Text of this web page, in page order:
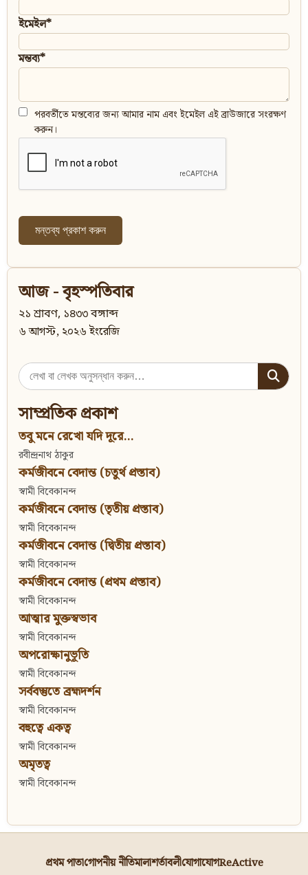
ইমেইল*
মন্তব্য*
পরবর্তীতে মন্তব্যের জন্য আমার নাম এবং ইমেইল এই ব্রাউজারে সংরক্ষণ
করুন।
আজ - বৃহস্পতিবার
২১ শ্রাবণ, ১৪৩৩ বঙ্গাব্দ
৬ আগস্ট, ২০২৬ ইংরেজি
Search
for:
সাম্প্রতিক প্রকাশ
তবু মনে রেখো যদি দূরে...
রবীন্দ্রনাথ ঠাকুর
কর্মজীবনে বেদান্ত (চতুর্থ প্রস্তাব)
স্বামী বিবেকানন্দ
কর্মজীবনে বেদান্ত (তৃতীয় প্রস্তাব)
স্বামী বিবেকানন্দ
কর্মজীবনে বেদান্ত (দ্বিতীয় প্রস্তাব)
স্বামী বিবেকানন্দ
কর্মজীবনে বেদান্ত (প্রথম প্রস্তাব)
স্বামী বিবেকানন্দ
আত্মার মুক্তস্বভাব
স্বামী বিবেকানন্দ
অপরোক্ষানুভূতি
স্বামী বিবেকানন্দ
সর্ববস্তুতে ব্রহ্মদর্শন
স্বামী বিবেকানন্দ
বহুত্বে একত্ব
স্বামী বিবেকানন্দ
অমৃতত্ব
স্বামী বিবেকানন্দ
প্রথম পাতাগোপনীয় নীতিমালাশর্তাবলীযোগাযোগReActive